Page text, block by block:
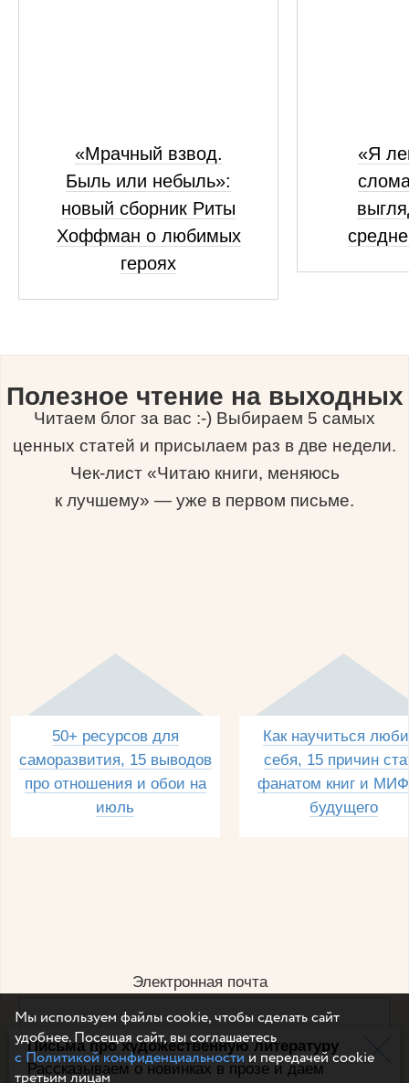
Письма про художественную литературу
Рассказываем о новинках в прозе и даем
«Мрачный взвод.
Быль или небыль»:
новый сборник Риты
Хоффман о любимых
героях
«Я
Полезное чтение на выходных
Читаем блог за вас :-) Выбираем 5 самых
ценных статей и присылаем раз в две недели.
Чек-лист «Читаю книги, меняюсь
к лучшему» — уже в первом письме.
50+ ресурсов для
саморазвития, 15 выводов
про отношения и обои на
июль
Как научиться
себя, 15 причин
фанатом книг и
будущего
Электронная почта
Например, dulsineya@gmail.com
Без спама и смс
Мы используем файлы cookie, чтобы сделать сайт
удобнее. Посещая сайт, вы соглашаетесь
с Политикой конфиденциальностии передачей cookie
третьим лицам